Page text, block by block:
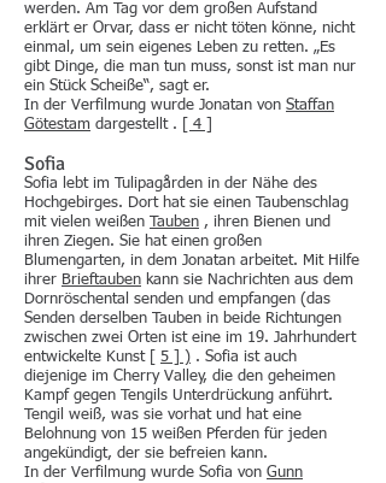
werden. Am Tag vor dem großen Aufstand
erklärt er Orvar, dass er nicht töten könne, nicht
einmal, um sein eigenes Leben zu retten. „Es
gibt Dinge, die man tun muss, sonst ist man nur
ein Stück Scheiße“, sagt er.
In der Verfilmung wurde Jonatan von Staffan
Götestam dargestellt . [ 4 ]
Sofia
Sofia lebt im Tulipagården in der Nähe des
Hochgebirges. Dort hat sie einen Taubenschlag
mit vielen weißen Tauben , ihren Bienen und
ihren Ziegen. Sie hat einen großen
Blumengarten, in dem Jonatan arbeitet. Mit Hilfe
ihrer Brieftauben kann sie Nachrichten aus dem
Dornröschental senden und empfangen (das
Senden derselben Tauben in beide Richtungen
zwischen zwei Orten ist eine im 19. Jahrhundert
entwickelte Kunst [ 5 ] ) . Sofia ist auch
diejenige im Cherry Valley, die den geheimen
Kampf gegen Tengils Unterdrückung anführt.
Tengil weiß, was sie vorhat und hat eine
Belohnung von 15 weißen Pferden für jeden
angekündigt, der sie befreien kann.
In der Verfilmung wurde Sofia von Gunn